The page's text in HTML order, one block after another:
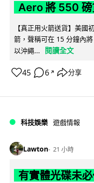
Aero 將 550
【真正用火箭送貨】美
箭，聲稱可在 15 分鐘內
以沖繩...
閱讀全文
45 6 ↗ 分享
科技娛樂 遊戲情報
Lawton 21 小時
有實體光碟未